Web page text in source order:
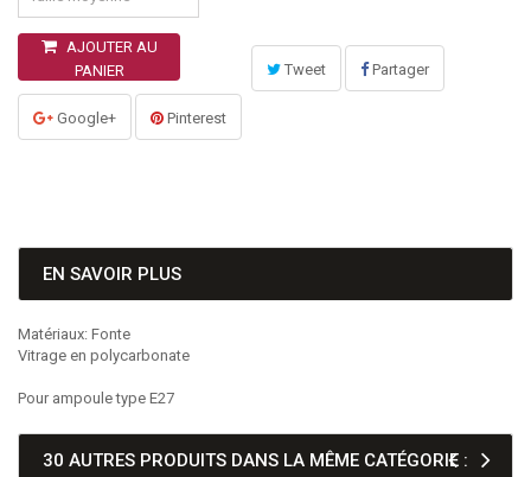
AJOUTER AU
PANIER
Tweet Partager
Google+ Pinterest
EN SAVOIR PLUS
Matériaux: Fonte
Vitrage en polycarbonate
Pour ampoule type E27
30 AUTRES PRODUITS DANS LA MÊME CATÉGORIE :